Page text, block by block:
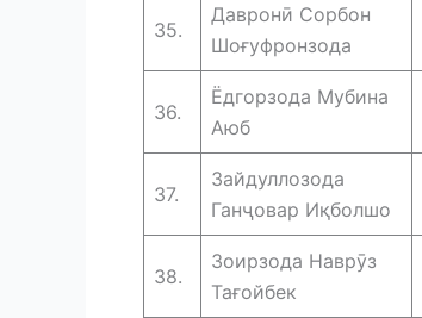
35.
Давронӣ Сорбон
Шоғуфронзода
36.
Ёдгорзода Мубина
Аюб
37.
Зайдуллозода
Ганҷовар Иқболшо
38.
Зоирзода Наврӯз
Тағойбек